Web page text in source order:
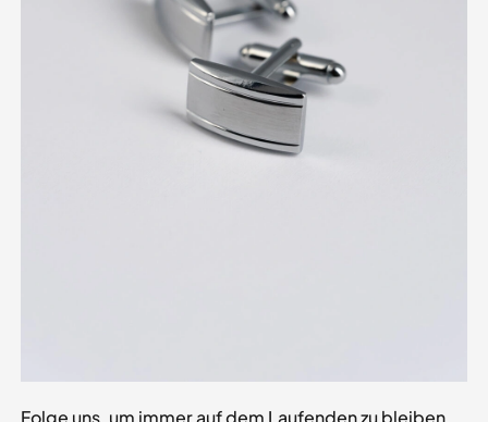
Wir kreieren Tanzkostüme, die perfektes Aussehen mit
höchstem Tragekomfort verbinden. Dank unseres
Tanzwissens, der Erfahrung unserer Schneider und innovativer